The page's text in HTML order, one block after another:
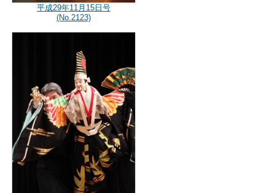
平成29年11月15日号
(No.2123)